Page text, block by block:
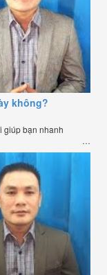
không?
giúp bạn nhanh